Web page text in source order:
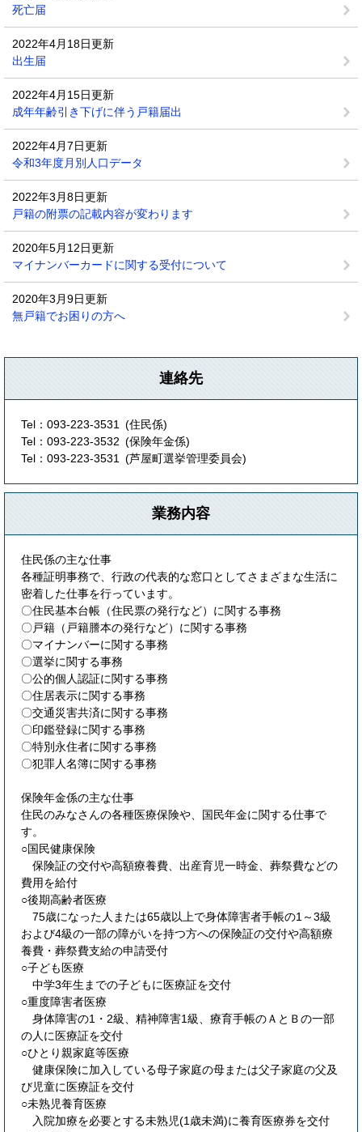
死亡届
2022年4月18日更新
出生届
2022年4月15日更新
成年年齢引き下げに伴う戸籍届出
2022年4月7日更新
令和3年度月別人口データ
2022年3月8日更新
戸籍の附票の記載内容が変わります
2020年5月12日更新
マイナンバーカードに関する受付について
2020年3月9日更新
無戸籍でお困りの方へ
連絡先
Tel：093-223-3531
住民係
Tel：093-223-3532
保険年金係
Tel：093-223-3531
芦屋町選挙管理委員会
業務内容
住民係の主な仕事
各種証明事務で、行政の代表的な窓口としてさまざまな生活に
密着した仕事を行っています。
〇住民基本台帳（住民票の発行など）に関する事務
〇戸籍（戸籍謄本の発行など）に関する事務
〇マイナンバーに関する事務
〇選挙に関する事務
〇公的個人認証に関する事務
〇住居表示に関する事務
〇交通災害共済に関する事務
〇印鑑登録に関する事務
〇特別永住者に関する事務
〇犯罪人名簿に関する事務
保険年金係の主な仕事
住民のみなさんの各種医療保険や、国民年金に関する仕事で
す。
○国民健康保険
保険証の交付や高額療養費、出産育児一時金、葬祭費などの
費用を給付
○後期高齢者医療
75歳になった人または65歳以上で身体障害者手帳の1～3級
および4級の一部の障がいを持つ方への保険証の交付や高額療
養費・葬祭費支給の申請受付
○子ども医療
中学3年生までの子どもに医療証を交付
○重度障害者医療
身体障害の1・2級、精神障害1級、療育手帳のＡとＢの一部
の人に医療証を交付
○ひとり親家庭等医療
健康保険に加入している母子家庭の母または父子家庭の父及
び児童に医療証を交付
○未熟児養育医療
入院加療を必要とする未熟児(1歳未満)に養育医療券を交付